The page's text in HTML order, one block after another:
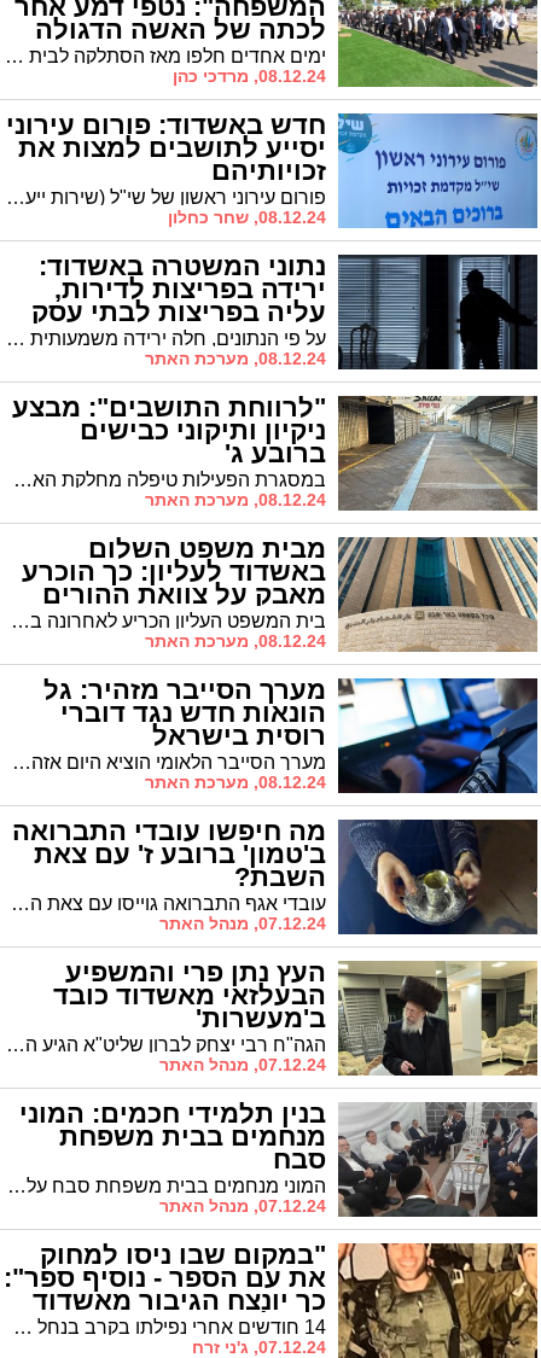
המשפחה": נטפי דמע אחר
לכתה של האשה הדגולה
מרת סימי סבח ע"ה
(גלריה)
ימים אחדים חלפו מאז הסתלקה לבית עולמה האשה החשובה מרת סימי סבח ע"ה מרובע ז' באשדוד ובני המשפחה ומכיריה מתקשים לעכל את האבדה. "אמא יקרה, ככה נזכור אותך, את המסירות נפש למען הילדים". עצרת השבעה במעמד רבנים חשובים תתקיים ביום רביעי השבוע
08.12.24, מרדכי כהן
חדש באשדוד: פורום עירוני
יסייע לתושבים למצות את
זכויותיהם
פורום עירוני ראשון של שי"ל (שירות ייעוץ לאזרח) והיחידה לעיר מקדמת זכויות התכנס השבוע באשדוד, במטרה למקסם את מיצוי הזכויות של תושבי העיר
08.12.24, שחר כחלון
נתוני המשטרה באשדוד:
ירידה בפריצות לדירות,
עליה בפריצות לבתי עסק
על פי הנתונים, חלה ירידה משמעותית בגניבות מרכב, בהתפרצויות לדירות ובגניבות רכב. עם זאת, נרשמה עלייה בהתפרצויות לבתי עסק ומוסדות - 120 מקרים לעומת 86 בשנה שעברה.
08.12.24, מערכת האתר
"לרווחת התושבים": מבצע
ניקיון ותיקוני כבישים
ברובע ג'
במסגרת הפעילות טיפלה מחלקת האחזקה בבורות שנפערו בכבישי הרובע באמצעות משאית ג'ט פאצ'ר המתמחה בתיקוני אספלט חם
08.12.24, מערכת האתר
מבית משפט השלום
באשדוד לעליון: כך הוכרע
מאבק על צוואת ההורים
בית המשפט העליון הכריע לאחרונה בסכסוך ירושה סבוך שהחל בבית משפט השלום באשדוד, בו התעוררה מחלוקת בין ארבעת ילדיו של זוג בעקבות שינוי צוואה שערך האב לאחר פטירת אשתו
08.12.24, מערכת האתר
מערך הסייבר מזהיר: גל
הונאות חדש נגד דוברי
רוסית בישראל
מערך הסייבר הלאומי הוציא היום אזהרה לציבור דוברי הרוסית בישראל מפני גל הונאות חדש, במסגרתו מנסים נוכלים להשתלט מרחוק על טלפונים חכמים ולגשת לחשבונות בנק.
08.12.24, מערכת האתר
מה חיפשו עובדי התברואה
ב'טמון' ברובע ז' עם צאת
השבת?
עובדי אגף התברואה גוייסו עם צאת השבת למשימה בלתי שגרתית: איתור גביע ה'מים אחרונים' והטבעות שהושלכו לפח יחד עם מפת השולחן
07.12.24, מנהל האתר
העץ נתן פרי והמשפיע
הבעלזאי מאשדוד כובד
ב'מעשרות'
הגה"ח רבי יצחק לברון שליט"א הגיע הערב לקיים מצוות הפרשת תרו"מ בבית הנגיד החסידי ר' חיים ימפל
07.12.24, מנהל האתר
בנין תלמידי חכמים: המוני
מנחמים בבית משפחת
סבח
המוני מנחמים בבית משפחת סבח על פטירת אמם הצדקנית מרת סימי סבח ע"ה. ידיד המשפחה ראש העיר ד"ר יחיאל לסרי הגיע לנחם וסיפר על דמותה האצילית
07.12.24, מנהל האתר
"במקום שבו ניסו למחוק
את עם הספר - נוסיף ספר":
כך יונצח הגיבור מאשדוד
שנפל ב-7/10 14 חודשים אחרי נפילתו בקרב בנחל עוז, אחיו של של מפקד מגלן מאשדוד רס"ן חן בוכריס הי"ד מספר על ההחלטה להנציח את זכרו באמצעות ספר תורה שיוכנס לישיבת אמי"ת יגל באשדוד
07.12.24, ג'ני זרח